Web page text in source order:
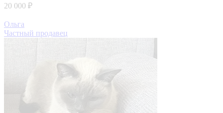
20 000 ₽
Ольга
Частный продавец